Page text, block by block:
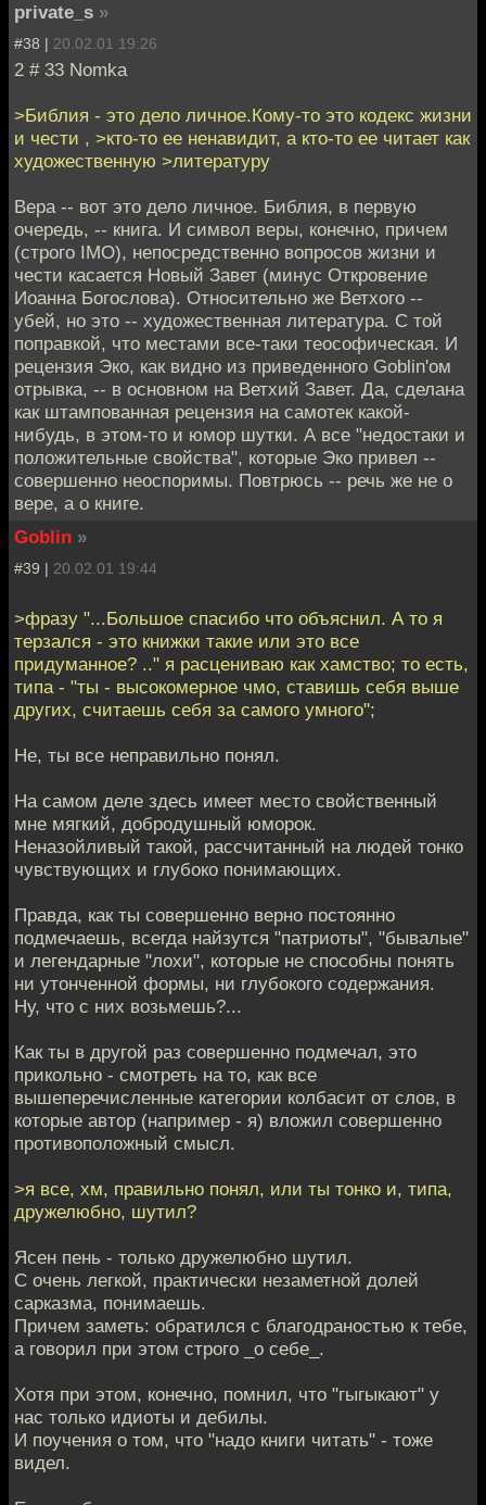
private_s »
#38 | 20.02.01 19:26
2 # 33 Nomka
>Библия - это дело личное.Кому-то это кодекс жизни
и чести , >кто-то ее ненавидит, а кто-то ее читает как
художественную >литературу
Вера -- вот это дело личное. Библия, в первую
очередь, -- книга. И символ веры, конечно, причем
(строго IMO), непосредственно вопросов жизни и
чести касается Новый Завет (минус Откровение
Иоанна Богослова). Относительно же Ветхого --
убей, но это -- художественная литература. С той
поправкой, что местами все-таки теософическая. И
рецензия Эко, как видно из приведенного Goblin'ом
отрывка, -- в основном на Ветхий Завет. Да, сделана
как штампованная рецензия на самотек какой-
нибудь, в этом-то и юмор шутки. А все "недостаки и
положительные свойства", которые Эко привел --
совершенно неоспоримы. Повтрюсь -- речь же не о
вере, а о книге.
Goblin »
#39 | 20.02.01 19:44
>фразу "...Большое спасибо что объяснил. А то я
терзался - это книжки такие или это все
придуманное? .." я расцениваю как хамство; то есть,
типа - "ты - высокомерное чмо, ставишь себя выше
других, считаешь себя за самого умного";
Не, ты все неправильно понял.
На самом деле здесь имеет место свойственный
мне мягкий, добродушный юморок.
Неназойливый такой, рассчитанный на людей тонко
чувствующих и глубоко понимающих.
Правда, как ты совершенно верно постоянно
подмечаешь, всегда найзутся "патриоты", "бывалые"
и легендарные "лохи", которые не способны понять
ни утонченной формы, ни глубокого содержания.
Ну, что с них возьмешь?...
Как ты в другой раз совершенно подмечал, это
прикольно - смотреть на то, как все
вышеперечисленные категории колбасит от слов, в
которые автор (например - я) вложил совершенно
противоположный смысл.
>я все, хм, правильно понял, или ты тонко и, типа,
дружелюбно, шутил?
Ясен пень - только дружелюбно шутил.
С очень легкой, практически незаметной долей
сарказма, понимаешь.
Причем заметь: обратился с благодраностью к тебе,
а говорил при этом строго _о себе_.
Хотя при этом, конечно, помнил, что "гыгыкают" у
нас только идиоты и дебилы.
И поучения о том, что "надо книги читать" - тоже
видел.